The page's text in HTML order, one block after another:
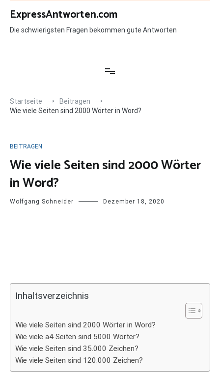
Zum
Inhalt
springen
ExpressAntworten.com
Die schwierigsten Fragen bekommen gute Antworten
Startseite
Beitragen
Wie viele Seiten sind 2000 Wörter in Word?
BEITRAGEN
Wie viele Seiten sind 2000 Wörter
in Word?
Wolfgang Schneider Dezember 18, 2020
Inhaltsverzeichnis
Wie viele Seiten sind 2000 Wörter in Word?
Wie viele a4 Seiten sind 5000 Wörter?
Wie viele Seiten sind 35.000 Zeichen?
Wie viele Seiten sind 120.000 Zeichen?